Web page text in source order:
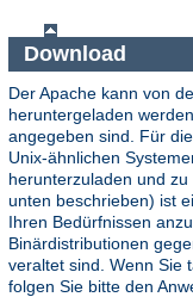
Download
Der Apache kann von
heruntergeladen
angegeben sind. Für
Unix-ähnlichen
herunterzuladen und
unten beschrieben) ist
Ihren Bedürfnissen
Binärdistributionen
veraltet sind. Wenn Sie
folgen Sie bitte den